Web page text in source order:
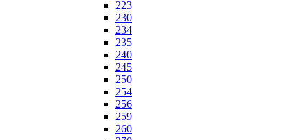
223
230
234
235
240
245
250
254
256
259
260